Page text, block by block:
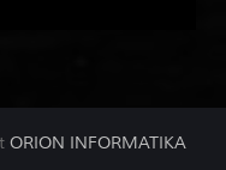
ORION INFORMATIKA